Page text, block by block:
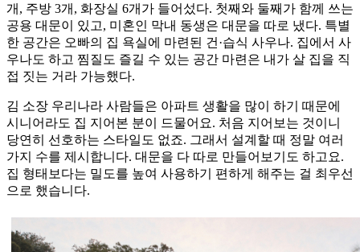
개, 주방 3개, 화장실 6개가 들어섰다. 첫째와 둘째가 함께 쓰는
공용 대문이 있고, 미혼인 막내 동생은 대문을 따로 냈다. 특별
한 공간은 오빠의 집 욕실에 마련된 건·습식 사우나. 집에서 사
우나도 하고 찜질도 즐길 수 있는 공간 마련은 내가 살 집을 직
접 짓는 거라 가능했다.
김 소장 우리나라 사람들은 아파트 생활을 많이 하기 때문에
시니어라도 집 지어본 분이 드물어요. 처음 지어보는 것이니
당연히 선호하는 스타일도 없죠. 그래서 설계할 때 정말 여러
가지 수를 제시합니다. 대문을 다 따로 만들어보기도 하고요.
집 형태보다는 밀도를 높여 사용하기 편하게 해주는 걸 최우선
으로 했습니다.